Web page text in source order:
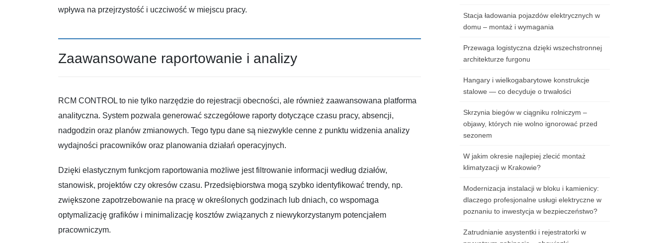
wpływa na przejrzystość i uczciwość w miejscu pracy.
Zaawansowane raportowanie i analizy
RCM CONTROL to nie tylko narzędzie do rejestracji obecności, ale również zaawansowana platforma
analityczna. System pozwala generować szczegółowe raporty dotyczące czasu pracy, absencji,
nadgodzin oraz planów zmianowych. Tego typu dane są niezwykle cenne z punktu widzenia analizy
wydajności pracowników oraz planowania działań operacyjnych.
Dzięki elastycznym funkcjom raportowania możliwe jest filtrowanie informacji według działów,
stanowisk, projektów czy okresów czasu. Przedsiębiorstwa mogą szybko identyfikować trendy, np.
zwiększone zapotrzebowanie na pracę w określonych godzinach lub dniach, co wspomaga
optymalizację grafików i minimalizację kosztów związanych z niewykorzystanym potencjałem
pracowniczym.
Stacja ładowania pojazdów elektrycznych w
domu – montaż i wymagania
Przewaga logistyczna dzięki wszechstronnej
architekturze furgonu
Hangary i wielkogabarytowe konstrukcje
stalowe — co decyduje o trwałości
Skrzynia biegów w ciągniku rolniczym –
objawy, których nie wolno ignorować przed
sezonem
W jakim okresie najlepiej zlecić montaż
klimatyzacji w Krakowie?
Modernizacja instalacji w bloku i kamienicy:
dlaczego profesjonalne usługi elektryczne w
poznaniu to inwestycja w bezpieczeństwo?
Zatrudnianie asystentki i rejestratorki w